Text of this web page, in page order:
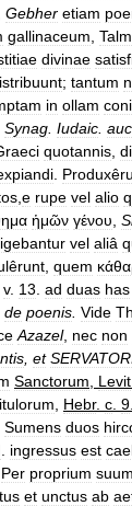
Gebher etiam
gallinaceum
divinae
; tantum
in ollam
Synag Iudaic
quotannis
e rupe vel alio
ἡμῶν γένου
vel aliâ
quem
v. 13 ad duas has
de poenis Vide
Azazel, nec non
et
Sanctorum Levit
Hebr. c 9
Sumens duos
ingressus est
Per proprium suum
et unctus ab